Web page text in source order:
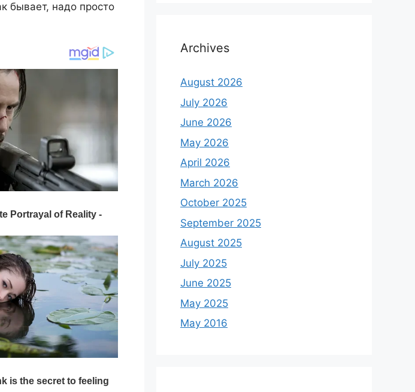
бывает, надо просто
Archives
August 2026
July 2026
June 2026
May 2026
April 2026
March 2026
October 2025
September 2025
August 2025
July 2025
June 2025
May 2025
May 2016